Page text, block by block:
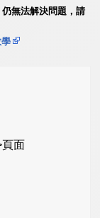
無法解決問題，請
學
面